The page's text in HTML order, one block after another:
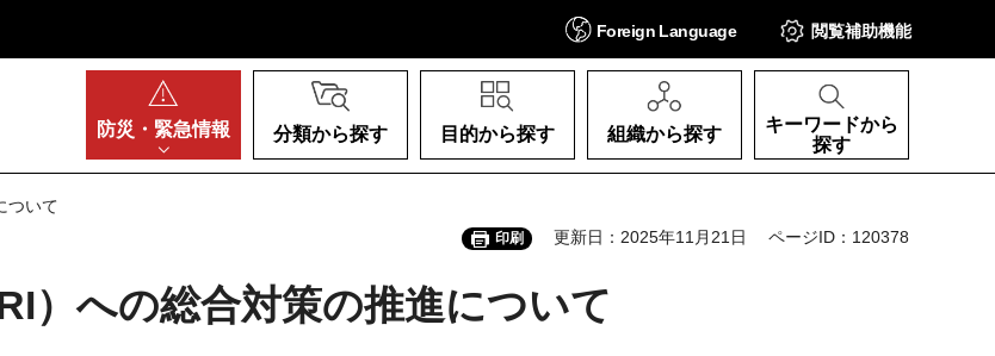
Foreign Language 閲覧補助機能
防災・ 緊急情報 分類から探す 目的から探す 組織から探す
キーワードから
探す
ついて
印刷 更新日：2025年11月21日 ページID：120378
）への総合対策の推進について